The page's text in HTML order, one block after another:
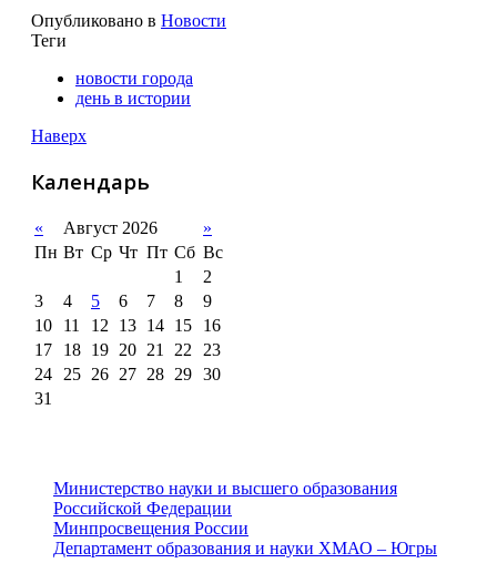
Опубликовано в Новости
Теги
новости города
день в истории
Наверх
Календарь
« Август 2026
»
Пн Вт Ср Чт Пт Сб Вс
1
2
3
4 5 6 7 8
9
10
11 12 13 14 15
16
17
18 19 20 21 22
23
24
25 26 27 28 29 30
31
Министерство науки и высшего образования
Российской Федерации
Минпросвещения России
Департамент образования и науки ХМАО – Югры